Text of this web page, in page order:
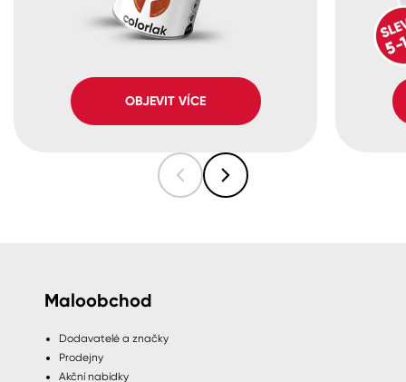
OBJEVIT VÍCE
Maloobchod
Dodavatelé a značky
Prodejny
Akční nabídky